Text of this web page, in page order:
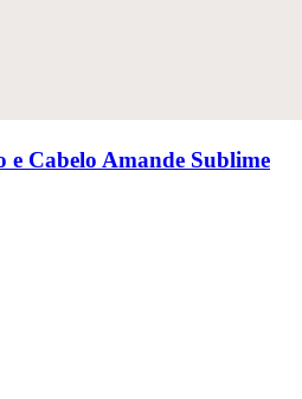
Cabelo Amande Sublime